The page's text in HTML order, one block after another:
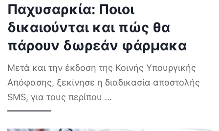
Παχυσαρκία: Ποιοι
δικαιούνται και πώς θα
πάρουν δωρεάν φάρμακα
Μετά και την έκδοση της Κοινής Υπουργικής
Απόφασης, ξεκίνησε η διαδικασία αποστολής
SMS, για τους περίπου ...